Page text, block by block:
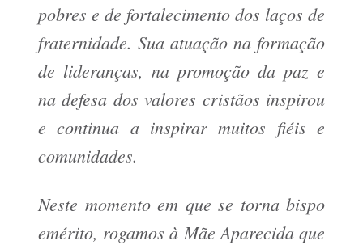
pobres e de fortalecimento dos laços de
fraternidade. Sua atuação na formação
de lideranças, na promoção da paz e
na defesa dos valores cristãos inspirou
e continua a inspirar muitos fiéis e
comunidades.
Neste momento em que se torna bispo
emérito, rogamos à Mãe Aparecida que